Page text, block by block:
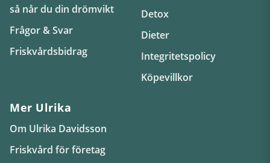
så når du din drömvikt
Frågor & Svar
Friskvårdsbidrag
Detox
Dieter
Integritetspolicy
Köpevillkor
Mer Ulrika
Om Ulrika Davidsson
Friskvård för företag